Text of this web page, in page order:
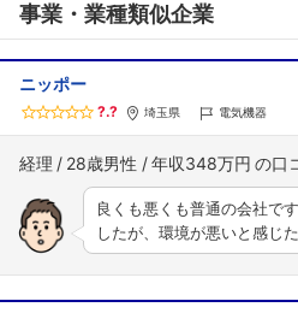
事業・業種類似企業
ニッポー
?.? 埼玉県 電気機器
経理 28歳男性 年収348万円
良くも悪くも普通の会社で
したが、環境が悪いと感じ